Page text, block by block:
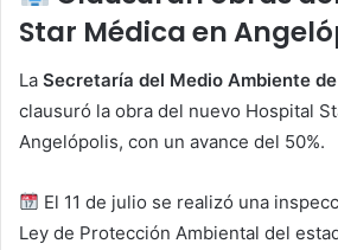
Star Médica en
La Secretaría del Medio Ambiente
clausuró la obra del nuevo Hospital
Angelópolis, con un avance del 50%.
El 11 de julio se realizó una
Ley de Protección Ambiental del